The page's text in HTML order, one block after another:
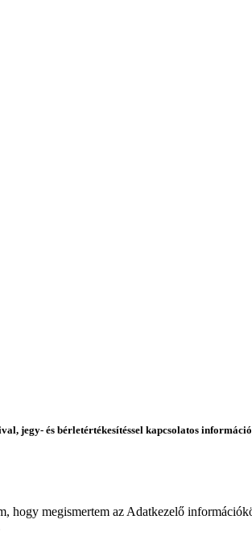
jegy- és bérletértékesítéssel kapcsolatos
hogy megismertem az Adatkezelő